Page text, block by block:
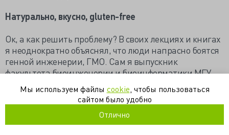
Натурально, вкусно, gluten-free
Ок, а как решить проблему? В своих лекциях и книгах
я неоднократно объяснял, что люди напрасно боятся
генной инженерии, ГМО. Сам я выпускник
факультета биоинженерии и биоинформатики МГУ,
поэтому никогда не понимал этих страхов. Все живые
организмы — мутанты. Но если раньше я топил за
генную инженерию из принципа, то теперь прямо
чувствую свой личный интерес. Генная инженерия
может помочь в создании качественных знаков,
Мы используем файлы cookie , чтобы пользоваться
сайтом было удобно
Отлично